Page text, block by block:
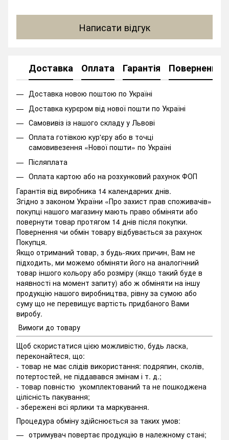
Написати відгук
Доставка Оплата Гарантія Повернення
Доставка новою поштою по Україні
Доставка курєром від нової пошти по Україні
Самовивіз із нашого складу у Львові
Оплата готівкою кур'єру або в точці
самовивезення «Нової пошти» по Україні
Післяплата
Оплата картою або на розхунковий рахунок ФОП
Гарантія від виробника 14 календарних днів.
Згідно з законом України «Про захист прав споживачів»
покупці нашого магазину мають право обміняти або
повернути товар протягом 14 днів після покупки.
Повернення чи обмін товару відбувається за рахунок
Покупця.
Якщо отриманий товар, з будь-яких причин, Вам не
підходить, ми можемо обміняти його на аналогічний
товар іншого кольору або розміру (якщо такий буде в
наявності на момент запиту) або ж обміняти на іншу
продукцію нашого виробництва, рівну за сумою або
суму що не перевищує вартість придбаного Вами
виробу.
Вимоги до товару
Щоб скористатися цією можливістю, будь ласка,
переконайтеся, що:
- товар не має слідів використання: подряпин, сколів,
потертостей, не піддавався змінам і т. д.;
- товар повністю укомплектований та не пошкоджена
цілісність пакування;
- збережені всі ярлики та маркування.
Процедура обміну здійснюється за таких умов:
отримувач повертає продукцію в належному стані;